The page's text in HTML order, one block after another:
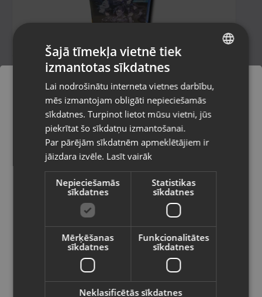
Sony PlayStation 5 Mato Anomalies Day
One Edition
Valka, Raiņa iela 12 k-601
Stāvoklis Mazlietots (Garantija 12 mēneši)
21.00€
Sony PlayStation 4 Destiny The Taken
Pasūtījumi tiks piegādāti uz
izvēlēto valsti
Vietnes saturs būs attēlots izvēlētajā
valodā
Valsts
Latviešu / Latvian
RUSSIAN
Šajā tīmekļa vietnē tiek
izmantotas sīkdatnes
Lai nodrošinātu interneta vietnes darbību,
mēs izmantojam obligāti nepieciešamās
sīkdatnes. Turpinot lietot mūsu vietni, jūs
piekrītat šo sīkdatņu izmantošanai.
Par pārējām sīkdatnēm apmeklētājiem ir
jāizdara izvēle. Lasīt vairāk
Nepieciešamās
sīkdatnes
Statistikas
sīkdatnes
Mērķēšanas
sīkdatnes
Funkcionalitātes
sīkdatnes
Neklasificētās sīkdatnes